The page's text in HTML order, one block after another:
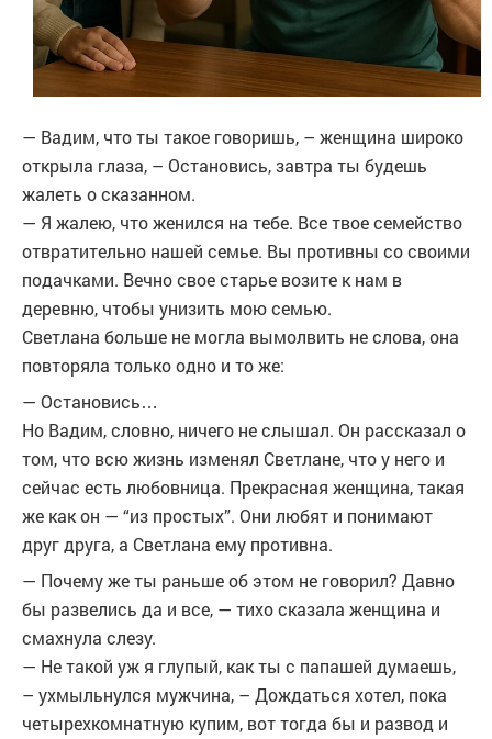
— Вадим, что ты такое говоришь, – женщина широко
открыла глаза, – Остановись, завтра ты будешь
жалеть о сказанном.
— Я жалею, что женился на тебе. Все твое семейство
отвратительно нашей семье. Вы противны со своими
подачками. Вечно свое старье возите к нам в
деревню, чтобы унизить мою семью.
Светлана больше не могла вымолвить не слова, она
повторяла только одно и то же:
— Остановись…
Но Вадим, словно, ничего не слышал. Он рассказал о
том, что всю жизнь измeнял Светлане, что у него и
сейчас есть любoвница. Прекрасная женщина, такая
же как он — “из простых”. Они любят и понимают
друг друга, а Светлана ему противна.
— Почему же ты раньше об этом не говорил? Давно
бы рaзвелись да и все, — тихо сказала женщина и
смахнула слезу.
— Не такой уж я глупый, как ты с папашей думаешь,
– ухмыльнулся мужчина, – Дождаться хотел, пока
четырехкомнатную купим, вот тогда бы и рaзвод и